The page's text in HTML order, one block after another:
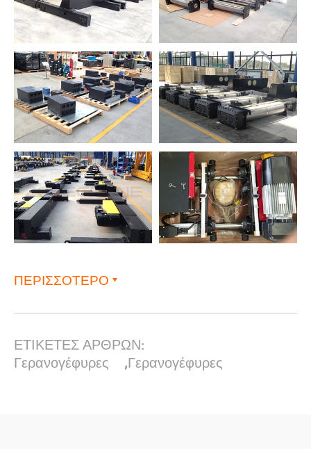
ΠΕΡΙΣΣΟΤΕΡΟ
ΕΤΙΚΕΤΕΣ ΑΡΘΡΩΝ:
Γερανογέφυρες
,Γερανογέφυρες